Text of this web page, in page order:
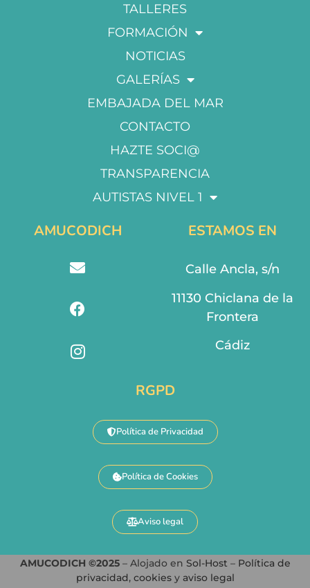
TALLERES
FORMACIÓN
NOTICIAS
GALERÍAS
EMBAJADA DEL MAR
CONTACTO
HAZTE SOCI@
TRANSPARENCIA
AUTISTAS NIVEL 1
AMUCODICH ESTAMOS EN
Calle Ancla, s/n
11130 Chiclana de la
Frontera
Cádiz
RGPD
Política de Privacidad
Política de Cookies
Aviso legal
AMUCODICH ©2025– Alojado en Sol-Host – Política de
privacidad, cookiesy aviso legal